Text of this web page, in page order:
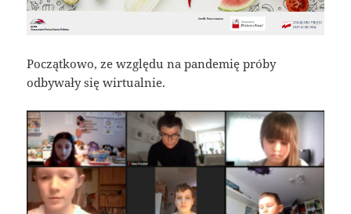
Początkowo, ze względu na pandemię próby
odbywały się wirtualnie.